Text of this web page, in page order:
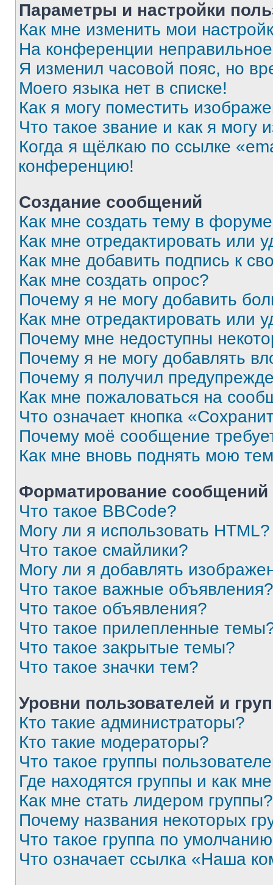
Параметры и настройки
Как мне изменить мои
На конференции
Я изменил часовой пояс, но
Моего языка нет в списке!
Как я могу поместить
Что такое звание и как я могу
Когда я щёлкаю по ссылке
конференцию!
Создание сообщений
Как мне создать тему в
Как мне отредактировать или
Как мне добавить подпись к
Как мне создать опрос?
Почему я не могу добавить
Как мне отредактировать или
Почему мне недоступны
Почему я не могу добавлять
Почему я получил
Как мне пожаловаться на
Что означает кнопка
Почему моё сообщение
Как мне вновь поднять мою
Форматирование
Что такое BBCode?
Могу ли я использовать HTML?
Что такое смайлики?
Могу ли я добавлять
Что такое важные объявления?
Что такое объявления?
Что такое прилепленные
Что такое закрытые темы?
Что такое значки тем?
Уровни пользователей и
Кто такие администраторы?
Кто такие модераторы?
Что такое группы
Где находятся группы и как
Как мне стать лидером группы?
Почему названия некоторых
Что такое группа по
Что означает ссылка «Наша